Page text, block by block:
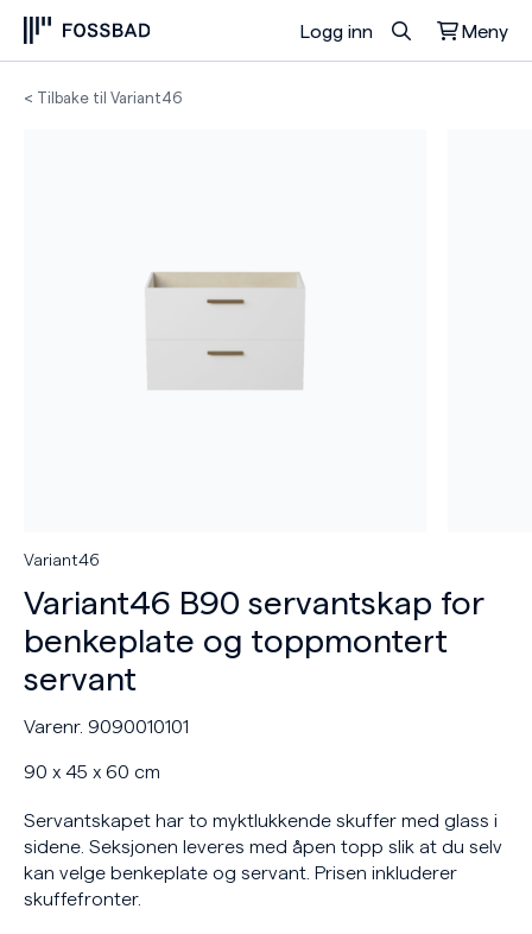
Logg inn Meny
Du har ingen produkter i handlekurven.
< Tilbake til Variant46
Variant46
Variant46 B90 servantskap for
benkeplate og toppmontert
servant
Varenr. 9090010101
90 x 45 x 60 cm
Servantskapet har to myktlukkende skuffer med glass i
sidene. Seksjonen leveres med åpen topp slik at du selv
kan velge benkeplate og servant. Prisen inkluderer
skuffefronter.